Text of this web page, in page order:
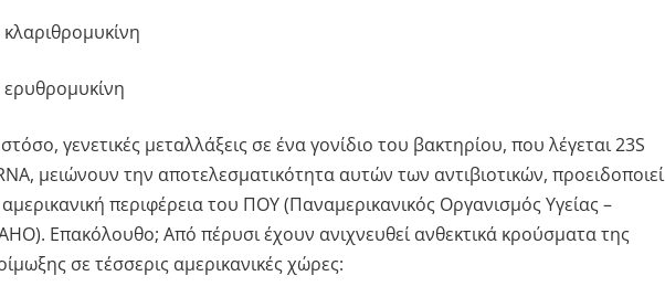
γενετικές μεταλλάξεις σε ένα γονίδιο του βακτηρίου, που λέγεται 23S
μειώνουν την αποτελεσματικότητα αυτών των αντιβιοτικών, προειδοποιεί
περιφέρεια του ΠΟΥ (Παναμερικανικός Οργανισμός Υγείας –
Επακόλουθο; Από πέρυσι έχουν ανιχνευθεί ανθεκτικά κρούσματα της
σε τέσσερις αμερικανικές χώρες: